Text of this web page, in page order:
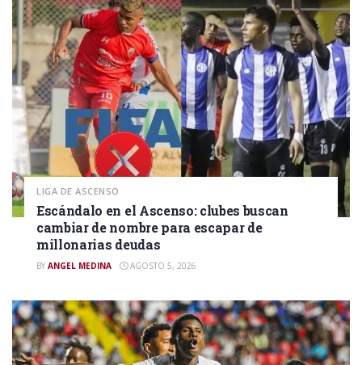
LIGA DE ASCENSO
Escándalo en el Ascenso: clubes buscan
cambiar de nombre para escapar de
millonarias deudas
BY ANGEL MEDINA AGOSTO 5, 2026